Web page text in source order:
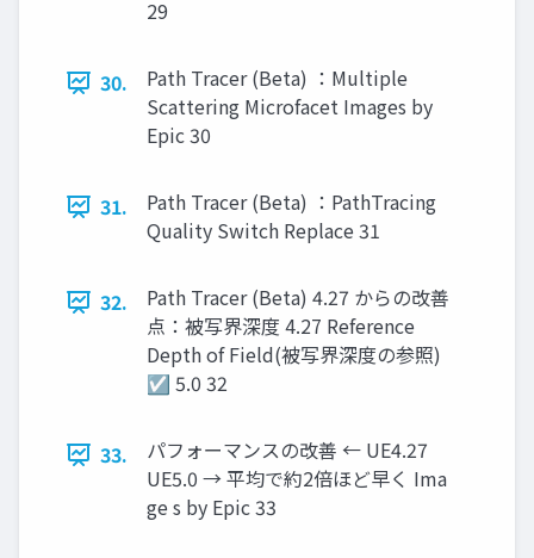
29
30.
Path Tracer (Beta) ：Multiple
Scattering Microfacet Images by
Epic 30
31.
Path Tracer (Beta) ：PathTracing
Quality Switch Replace 31
32.
Path Tracer (Beta) 4.27 からの改善
点：被写界深度 4.27 Reference
Depth of Field(被写界深度の参照)
☑ 5.0 32
33.
パフォーマンスの改善 ← UE4.27
UE5.0 → 平均で約2倍ほど早く Ima
ge s by Epic 33